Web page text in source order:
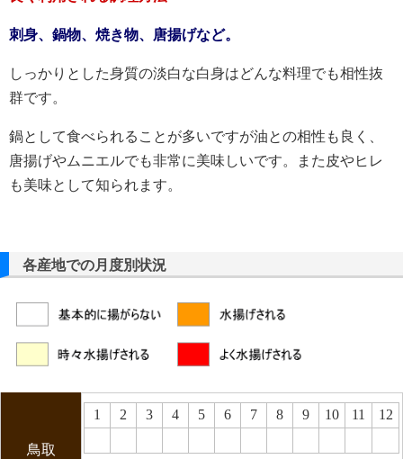
刺身、鍋物、焼き物、唐揚げなど。
しっかりとした身質の淡白な白身はどんな料理でも相性抜
群です。
鍋として食べられることが多いですが油との相性も良く、
唐揚げやムニエルでも非常に美味しいです。また皮やヒレ
も美味として知られます。
各産地での月度別状況
鳥取
1 2 3 4 5 6 7 8 9 10 11 12